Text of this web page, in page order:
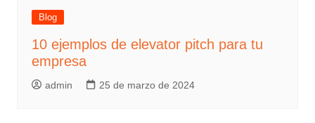
Blog
10 ejemplos de elevator pitch para tu
empresa
admin 25 de marzo de 2024